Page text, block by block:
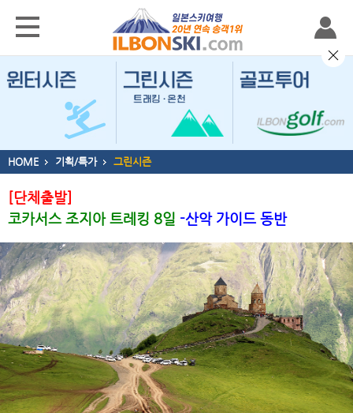
HOME 기획/특가 그린시즌
[단체출발]
코카서스 조지아 트레킹 8일 -산악 가이드 동반